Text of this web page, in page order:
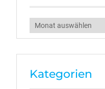
Archiv
Kategorien